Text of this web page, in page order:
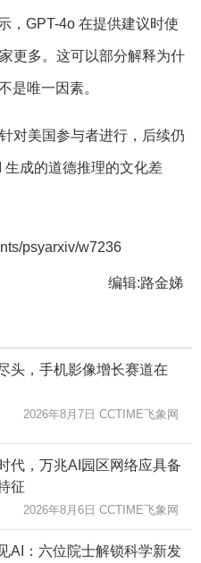
，GPT-4o 在提供建议时使
更多。这可以部分解释为什
唯一因素。
对美国参与者进行，后续仍
生成的道德推理的文化差
psyarxiv/w7236
编辑:路金娣
头，手机影像增长赛道在
2026年8月7日 CCTIME飞象网
代，万兆AI园区网络应具备
征
2026年8月6日 CCTIME飞象网
AI：六位院士解锁科学新发